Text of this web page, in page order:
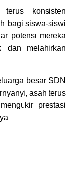
konsisten
bagi siswa-siswi
potensi mereka
dan melahirkan
besar SDN
asah terus
prestasi